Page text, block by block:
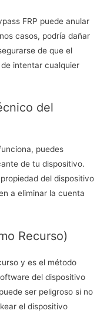
FRP puede anular
casos, podría dañar
de que el
intentar cualquier
del
puedes
de tu dispositivo.
del dispositivo
a eliminar la cuenta
Recurso)
y es el método
del dispositivo
ser peligroso si no
el dispositivo